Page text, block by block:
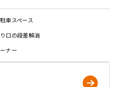
車スペース
口の段差解消
ナー